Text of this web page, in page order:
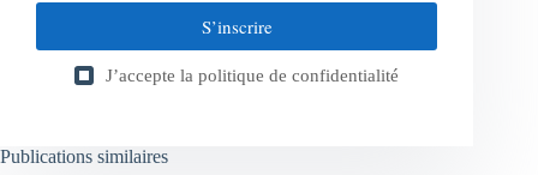
S’inscrire
J’accepte la politique de confidentialité
Publications similaires